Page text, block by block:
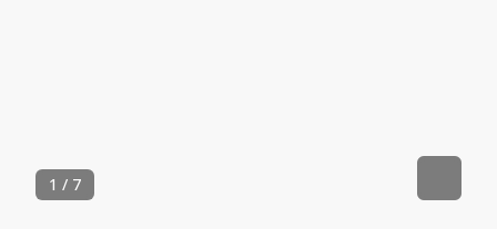
1 / 7